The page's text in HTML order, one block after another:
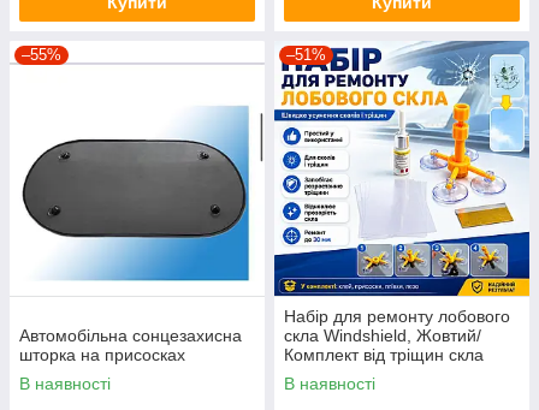
–55%
Автомобільна сонцезахисна
шторка на присосках
В наявності
–51%
Набір для ремонту лобового
скла Windshield, Жовтий/
Комплект від тріщин скла
автомобіля
В наявності